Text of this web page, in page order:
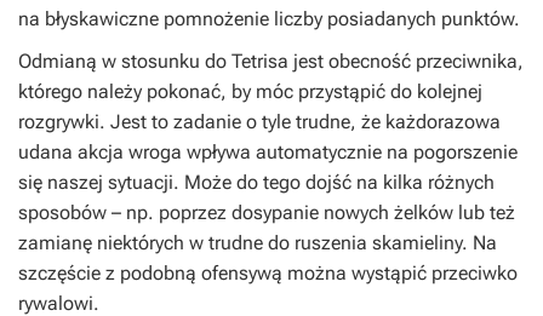
na błyskawiczne pomnożenie liczby posiadanych punktów.
Odmianą w stosunku do Tetrisa jest obecność przeciwnika,
którego należy pokonać, by móc przystąpić do kolejnej
rozgrywki. Jest to zadanie o tyle trudne, że każdorazowa
udana akcja wroga wpływa automatycznie na pogorszenie
się naszej sytuacji. Może do tego dojść na kilka różnych
sposobów – np. poprzez dosypanie nowych żelków lub też
zamianę niektórych w trudne do ruszenia skamieliny. Na
szczęście z podobną ofensywą można wystąpić przeciwko
rywalowi.